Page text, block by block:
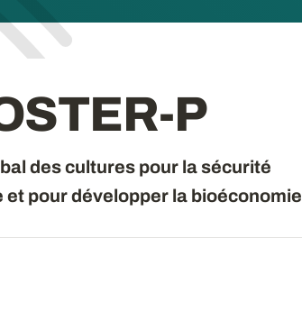
P
des cultures pour la sécurité
pour développer la bioéconomie